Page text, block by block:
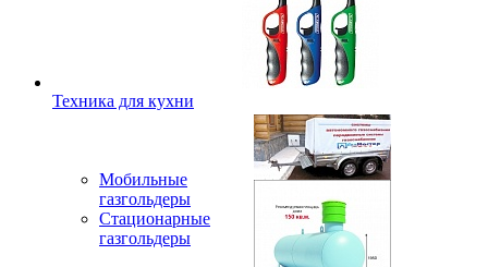
Техника для кухни
Мобильные
газгольдеры
Стационарные
газгольдеры